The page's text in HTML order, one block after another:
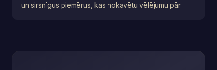
un sirsnīgus piemērus, kas nokavētu vēlējumu pār